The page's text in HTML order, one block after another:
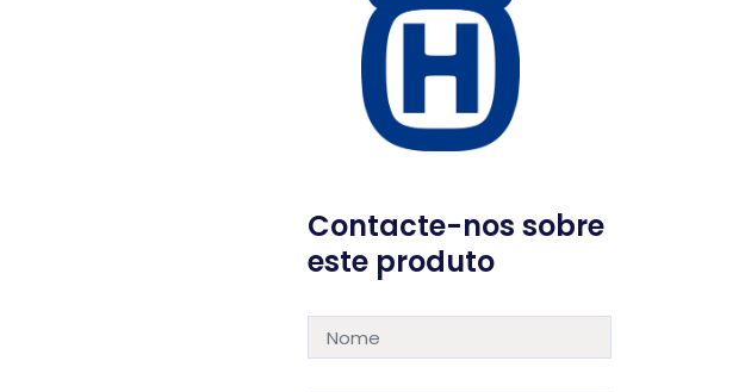
Contacte-nos sobre
este produto